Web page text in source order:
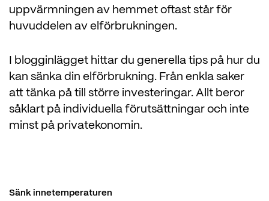
uppvärmningen av hemmet oftast står för
huvuddelen av elförbrukningen.
I blogginlägget hittar du generella tips på hur du
kan sänka din elförbrukning. Från enkla saker
att tänka på till större investeringar. Allt beror
såklart på individuella förutsättningar och inte
minst på privatekonomin.
Sänk innetemperaturen